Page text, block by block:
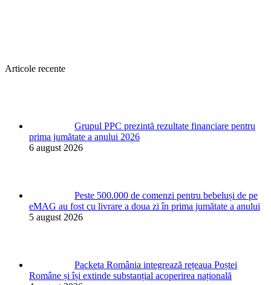
Articole recente
Grupul PPC prezintă rezultate financiare pentru
prima jumătate a anului 2026
6 august 2026
Peste 500.000 de comenzi pentru bebeluși de pe
eMAG au fost cu livrare a doua zi în prima jumătate a anului
5 august 2026
Packeta România integrează rețeaua Poștei
Române și își extinde substanțial acoperirea națională